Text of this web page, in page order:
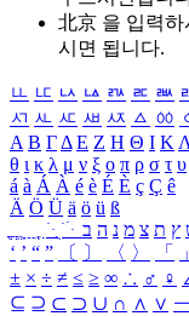
北京 을 입력하
시면 됩니다.
ㅥ ㅦ ㅧ ㅨ ㅩ ㅪ ㅫ
ㅺ ㅻ ㅼ ㅽ ㅾ ㅿ ㆀ
Α Β ΓΔ Ε Ζ Η Θ Ι Κ
θ ι κ λ μ ν ξ ο π ρ σ τ υ
á à Á À é è É È ç Ç ê
Ä Ö Ü ä ö ü ß
ִֶֹ ֻּ ׁׂ ץ ת צ מ נ ה ב
‘ ’ “ ” 〔 〕 〈 〉 「 」
± × ÷ ≠ ≤ ≥ ∞ ∴ ♂ ♀
⊆ ⊇ ⊂ ⊃ ∪ ∩ ∧ ∨